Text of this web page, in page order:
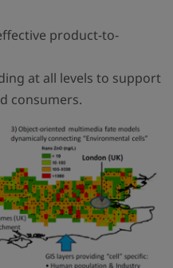
product-to-
at all levels to support
consumers.